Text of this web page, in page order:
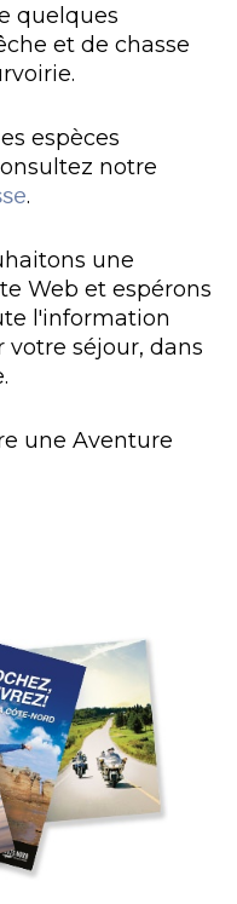
quelques
et de chasse
espèces
notre
.
une
Web et espérons
l'information
séjour, dans
une Aventure